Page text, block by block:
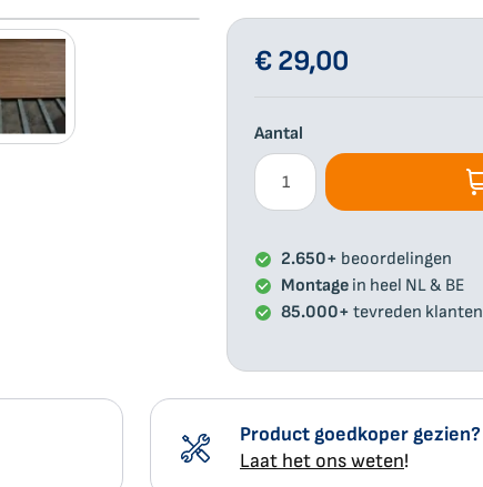
€ 29,00
Aantal
2.650+ beoordelingen
Montage in heel NL & BE
85.000+ tevreden klanten
Product goedkoper gezien?
Laat het ons weten!